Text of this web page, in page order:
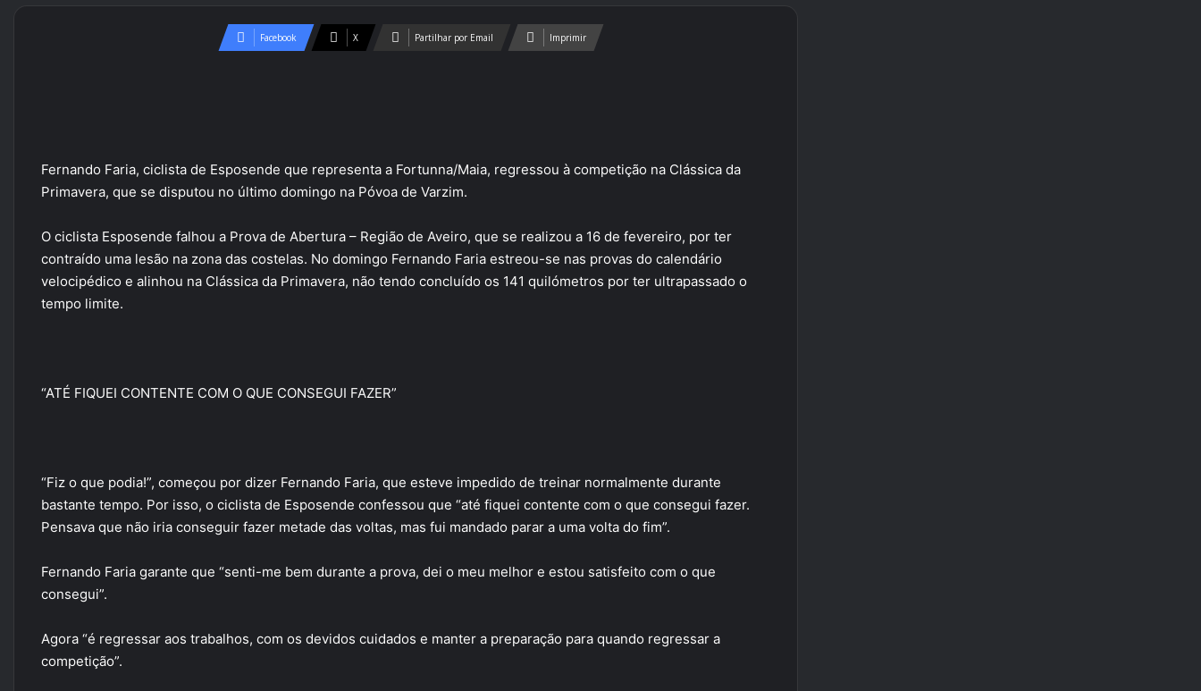
Facebook X Partilhar por Email Imprimir
Fernando Faria, ciclista de Esposende que representa a Fortunna/Maia, regressou à competição na Clássica da
Primavera, que se disputou no último domingo na Póvoa de Varzim.
O ciclista Esposende falhou a Prova de Abertura – Região de Aveiro, que se realizou a 16 de fevereiro, por ter
contraído uma lesão na zona das costelas. No domingo Fernando Faria estreou-se nas provas do calendário
velocipédico e alinhou na Clássica da Primavera, não tendo concluído os 141 quilómetros por ter ultrapassado o
tempo limite.
“ATÉ FIQUEI CONTENTE COM O QUE CONSEGUI FAZER”
“Fiz o que podia!”, começou por dizer Fernando Faria, que esteve impedido de treinar normalmente durante
bastante tempo. Por isso, o ciclista de Esposende confessou que “até fiquei contente com o que consegui fazer.
Pensava que não iria conseguir fazer metade das voltas, mas fui mandado parar a uma volta do fim”.
Fernando Faria garante que “senti-me bem durante a prova, dei o meu melhor e estou satisfeito com o que
consegui”.
Agora “é regressar aos trabalhos, com os devidos cuidados e manter a preparação para quando regressar a
competição”.